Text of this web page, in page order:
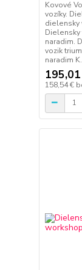
Kovové
vozíky.
dielensky
Dielensky
naradim.
vozik
naradim
158,54 €